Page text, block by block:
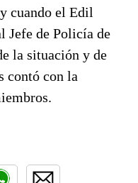
cuando el Edil
Jefe de Policía de
la situación y de
contó con la